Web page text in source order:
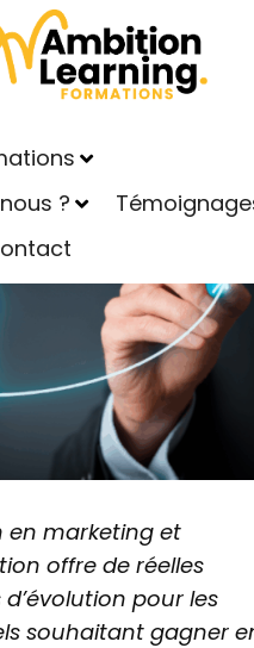
?
et
pour votre carrière ?
en marketing et
offre de réelles
pour les
souhaitant gagner